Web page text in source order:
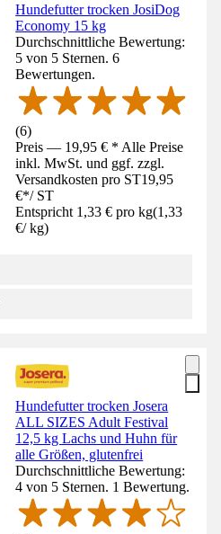
Hundefutter trocken JosiDog
Economy 15 kg
Durchschnittliche Bewertung:
5 von 5 Sternen. 6
Bewertungen.
(6)
Preis — 19,95 € * Alle Preise
inkl. MwSt. und ggf. zzgl.
Versandkosten pro ST19,95
€*/ ST
Entspricht 1,33 € pro kg(1,33
€/ kg)
Hundefutter trocken Josera
ALL SIZES Adult Festival
12,5 kg Lachs und Huhn für
alle Größen, glutenfrei
Durchschnittliche Bewertung:
4 von 5 Sternen. 1 Bewertung.